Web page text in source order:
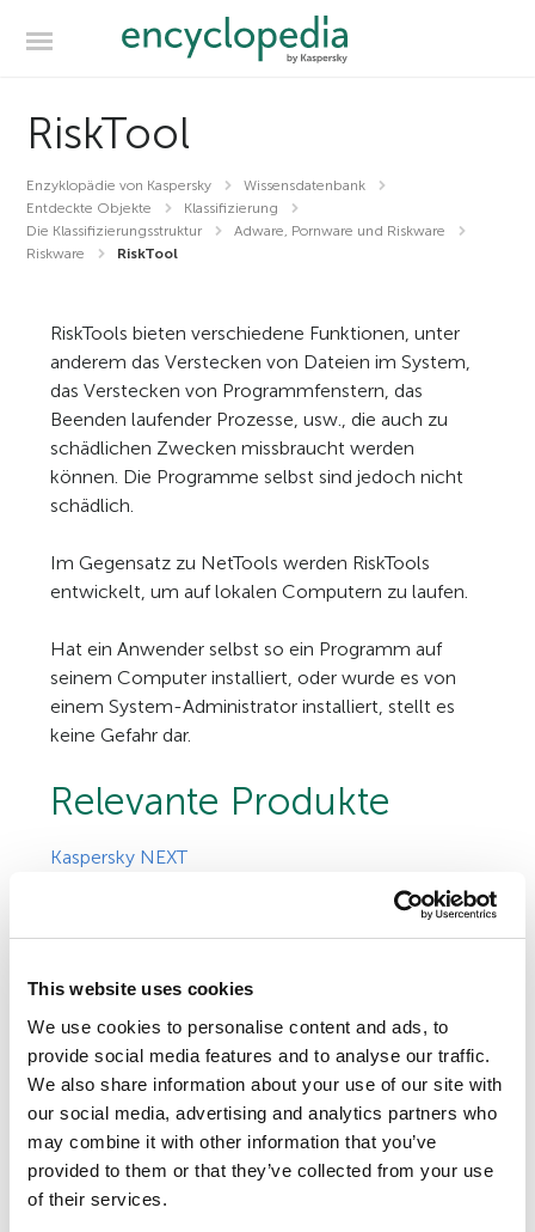
This website uses cookies
We use cookies to personalise content and ads, to
provide social media features and to analyse our traffic.
We also share information about your use of our site with
our social media, advertising and analytics partners who
may combine it with other information that you’ve
provided to them or that they’ve collected from your use
of their services.
RiskTool
Enzyklopädie von Kaspersky
Wissensdatenbank
Entdeckte Objekte
Klassifizierung
Die Klassifizierungsstruktur
Adware, Pornware und Riskware
Riskware
RiskTool
RiskTools bieten verschiedene Funktionen, unter
anderem das Verstecken von Dateien im System,
das Verstecken von Programmfenstern, das
Beenden laufender Prozesse, usw., die auch zu
schädlichen Zwecken missbraucht werden
können. Die Programme selbst sind jedoch nicht
schädlich.
Im Gegensatz zu NetTools werden RiskTools
entwickelt, um auf lokalen Computern zu laufen.
Hat ein Anwender selbst so ein Programm auf
seinem Computer installiert, oder wurde es von
einem System-Administrator installiert, stellt es
keine Gefahr dar.
Relevante Produkte
Kaspersky NEXT
SUCHE